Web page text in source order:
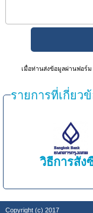
เมื่อท่านส่งข้อมูลผ่านฟอร์
รายการที่เกี่ยว
วิธีการสั่ง
Copyright (c) 2017